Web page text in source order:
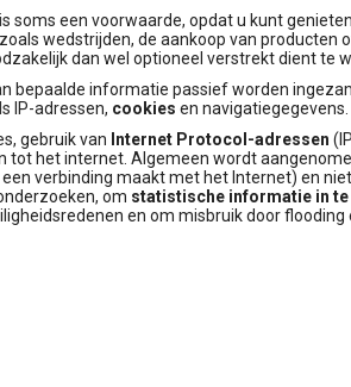
soms een voorwaarde, opdat u kunt
wedstrijden, de aankoop van
dan wel optioneel verstrekt dient te
bepaalde informatie passief worden
IP-adressen, cookies en navigatiegegevens.
gebruik van Internet Protocol-adressen
tot het internet. Algemeen wordt
verbinding maakt met het Internet) en
om statistische informatie in te
en om misbruik door